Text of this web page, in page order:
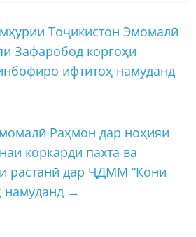
Тоҷикистон Эмомалӣ
Зафаробод коргоҳи
ифтитоҳ намуданд
Раҳмон дар ноҳияи
коркарди пахта ва
растанӣ дар ҶДММ “Кони
намуданд →